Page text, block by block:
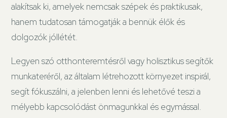
alakítsak ki, amelyek nemcsak szépek és praktikusak,
hanem tudatosan támogatják a bennük élők és
dolgozók jóllétét.
Legyen szó otthonteremtésről vagy holisztikus segítők
munkateréről, az általam létrehozott környezet inspirál,
segít fókuszálni, a jelenben lenni és lehetővé teszi a
mélyebb kapcsolódást önmagunkkal és egymással.